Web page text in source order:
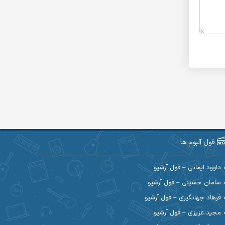
فول آلبوم ها
داوود ایمانی – فول آرشیو
سامان حسینی – فول آرشیو
فرهاد جهانگیری – فول آرشیو
مجید عزیزی – فول آرشیو